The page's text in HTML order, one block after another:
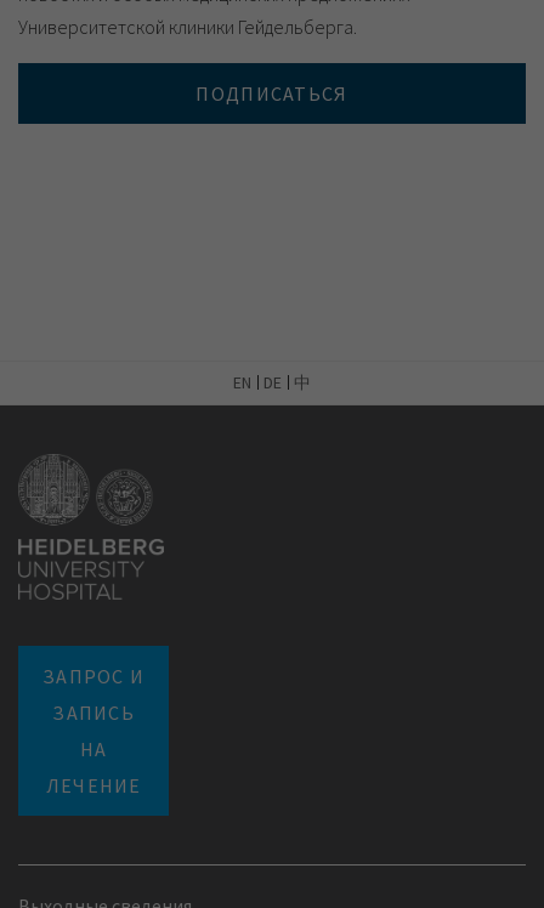
Университетской клиники Гейдельберга.
ПОДПИСАТЬСЯ
EN DE 中
ЗАПРОС И
ЗАПИСЬ
НА
ЛЕЧЕНИЕ